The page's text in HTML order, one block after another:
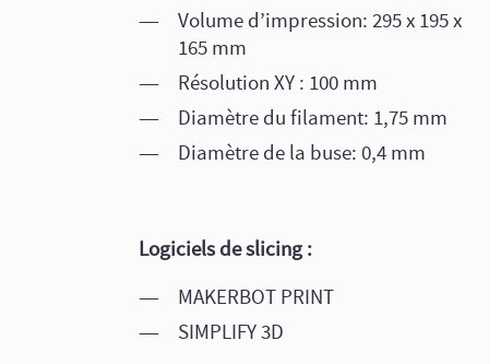
Volume d’impression: 295 x 195 x
165 mm
Résolution XY : 100 mm
Diamètre du filament: 1,75 mm
Diamètre de la buse: 0,4 mm
Logiciels de slicing :
MAKERBOT PRINT
SIMPLIFY 3D